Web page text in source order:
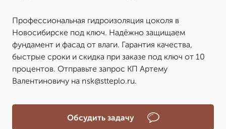
Профессиональная гидроизоляция цоколя в
Новосибирске под ключ. Надёжно защищаем
фундамент и фасад от влаги. Гарантия качества,
быстрые сроки и скидка при заказе под ключ от 10
процентов. Отправьте запрос КП Артему
Валентиновичу на nsk@stteplo.ru.
Обсудить задачу